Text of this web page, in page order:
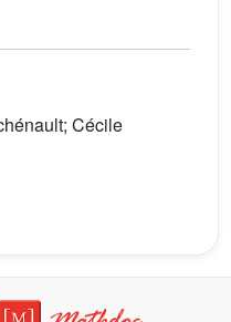
Cécile